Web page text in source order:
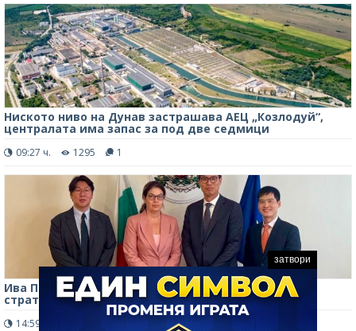
Ниското ниво на Дунав застрашава АЕЦ „Козлодуй“,
централата има запас за под две седмици
09:27 ч. 1295 1
Ива Петрова: 7-и и 8-и блок на АЕЦ "Козлодуй" са
стратегически национален приоритет
14:59 ч. 0
затвори